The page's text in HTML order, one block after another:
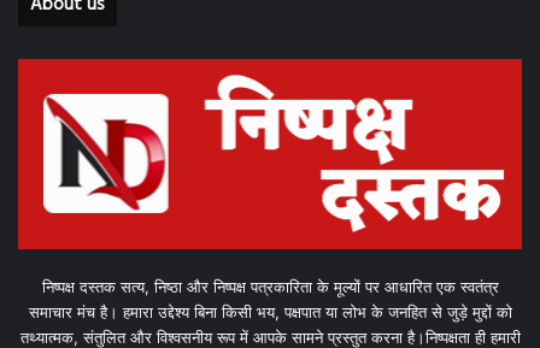
निष्पक्ष दस्तक सत्य, निष्ठा और निष्पक्ष पत्रकारिता के मूल्यों पर आधारित एक स्वतंत्र
समाचार मंच है। हमारा उद्देश्य बिना किसी भय, पक्षपात या लोभ के जनहित से जुड़े मुद्दों को
तथ्यात्मक, संतुलित और विश्वसनीय रूप में आपके सामने प्रस्तुत करना है।निष्पक्षता ही हमारी